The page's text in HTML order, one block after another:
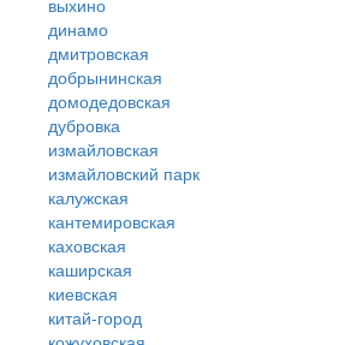
выхино
динамо
дмитровская
добрынинская
домодедовская
дубровка
измайловская
измайловский парк
калужская
кантемировская
каховская
каширская
киевская
китай-город